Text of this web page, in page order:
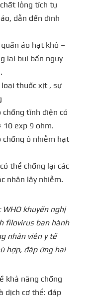
lỏng tích tụ
dẫn đến đinh
quần áo hạt khô –
lại bụi bẩn nguy
loại thuốc xịt , sự
chống tĩnh điện có
exp 9 ohm.
chống ô nhiễm hạt
thể chống lại các
nhân lây nhiễm.
khuyến nghị
filovirus ban hành
nhân viên y tế
hợp, đáp ứng hai
khả năng chống
dịch cơ thể: đáp